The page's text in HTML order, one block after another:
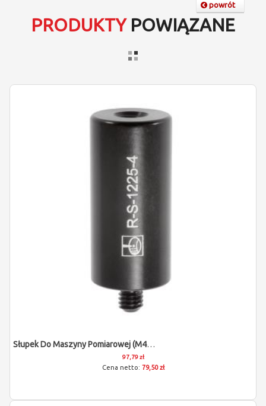
powrót
PRODUKTYPOWIĄZANE
Słupek Do Maszyny Pomiarowej (M4/L25/D12)
97,79 zł
79,50 zł